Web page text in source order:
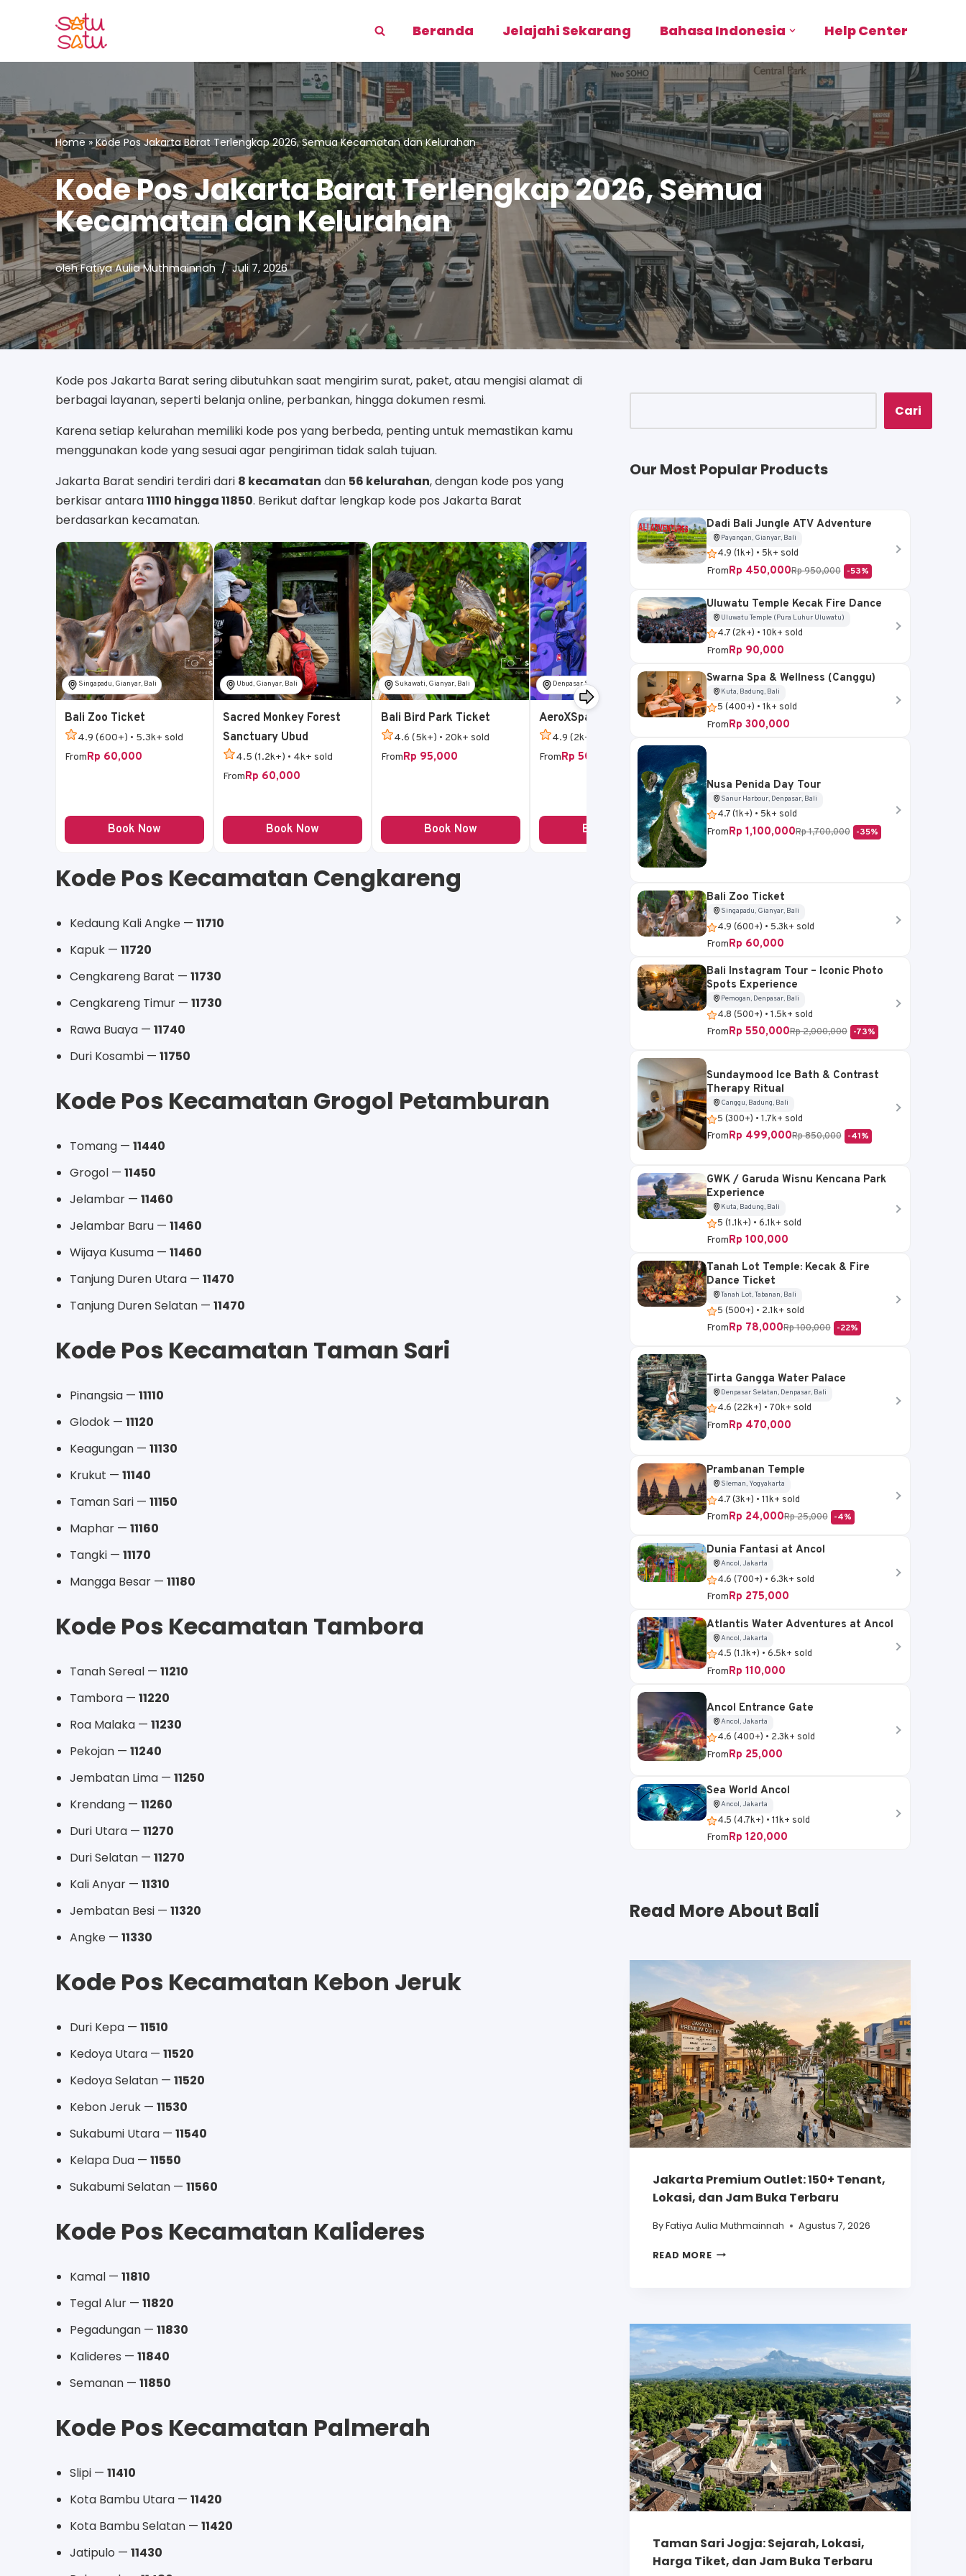
ke
Beranda Jelajahi Sekarang Bahasa Indonesia Help Center
Home»Kode Pos Jakarta Barat Terlengkap 2026, Semua Kecamatan dan Kelurahan
Kode Pos Jakarta Barat Terlengkap 2026, Semua
Kecamatan dan Kelurahan
olehFatiya Aulia Muthmainnah Juli 7, 2026
Kode pos Jakarta Barat sering dibutuhkan saat mengirim surat, paket, atau mengisi alamat di
berbagai layanan, seperti belanja online, perbankan, hingga dokumen resmi.
Karena setiap kelurahan memiliki kode pos yang berbeda, penting untuk memastikan kamu
menggunakan kode yang sesuai agar pengiriman tidak salah tujuan.
Jakarta Barat sendiri terdiri dari 8 kecamatan dan 56 kelurahan, dengan kode pos yang
berkisar antara11110 hingga 11850. Berikut daftar lengkap kode pos Jakarta Barat
berdasarkan kecamatan.
Singapadu, Gianyar, Bali
Bali Zoo Ticket
4.9 (600+) • 5.3k+ sold
FromRp 60,000
Book Now
Ubud, Gianyar, Bali
Sacred Monkey Forest
Sanctuary Ubud
4.5 (1.2k+) • 4k+ sold
FromRp 60,000
Book Now
Sukawati, Gianyar, Bali
Bali Bird Park Ticket
4.6 (5k+) • 20k+ sold
FromRp 95,000
Book Now
Denpasar Selatan, Denpasar, Bali
AeroXSpace Bali
4.9 (2k+) • 5k+ sold
FromRp 50,000
Book Now
Kediri, Tabanan, Bali
Nuanu Creative City
Club Escape
From
Book Now
Kuta, Badung, Bali
Kode Pos Kecamatan Cengkareng
Kedaung Kali Angke — 11710
Kapuk — 11720
Cengkareng Barat — 11730
Cengkareng Timur — 11730
Rawa Buaya — 11740
Duri Kosambi — 11750
Kode Pos Kecamatan Grogol Petamburan
Tomang — 11440
Grogol — 11450
Jelambar — 11460
Jelambar Baru — 11460
Wijaya Kusuma — 11460
Tanjung Duren Utara — 11470
Tanjung Duren Selatan — 11470
Kode Pos Kecamatan Taman Sari
Pinangsia — 11110
Glodok — 11120
Keagungan — 11130
Krukut — 11140
Taman Sari — 11150
Maphar — 11160
Tangki — 11170
Mangga Besar — 11180
Kode Pos Kecamatan Tambora
Tanah Sereal — 11210
Tambora — 11220
Roa Malaka — 11230
Pekojan — 11240
Jembatan Lima — 11250
Krendang — 11260
Duri Utara — 11270
Duri Selatan — 11270
Kali Anyar — 11310
Jembatan Besi — 11320
Angke — 11330
Kode Pos Kecamatan Kebon Jeruk
Duri Kepa — 11510
Kedoya Utara — 11520
Kedoya Selatan — 11520
Kebon Jeruk — 11530
Sukabumi Utara — 11540
Kelapa Dua — 11550
Sukabumi Selatan — 11560
Kode Pos Kecamatan Kalideres
Kamal — 11810
Tegal Alur — 11820
Pegadungan — 11830
Kalideres — 11840
Semanan — 11850
Kode Pos Kecamatan Palmerah
Slipi — 11410
Kota Bambu Utara — 11420
Kota Bambu Selatan — 11420
Jatipulo — 11430
Cari
Our Most Popular Products
Dadi Bali Jungle ATV Adventure
Payangan, Gianyar, Bali
4.9 (1k+) • 5k+ sold
FromRp 450,000Rp 950,000 -53%
Uluwatu Temple Kecak Fire Dance
Uluwatu Temple (Pura Luhur Uluwatu)
4.7 (2k+) • 10k+ sold
FromRp 90,000
Swarna Spa & Wellness (Canggu)
Kuta, Badung, Bali
5 (400+) • 1k+ sold
FromRp 300,000
Nusa Penida Day Tour
Sanur Harbour, Denpasar, Bali
4.7 (1k+) • 5k+ sold
FromRp 1,100,000Rp 1,700,000 -35%
Bali Zoo Ticket
Singapadu, Gianyar, Bali
4.9 (600+) • 5.3k+ sold
FromRp 60,000
Bali Instagram Tour – Iconic Photo
Spots Experience
Pemogan, Denpasar, Bali
4.8 (500+) • 1.5k+ sold
FromRp 550,000Rp 2,000,000 -73%
Sundaymood Ice Bath & Contrast
Therapy Ritual
Canggu, Badung, Bali
5 (300+) • 1.7k+ sold
FromRp 499,000Rp 850,000 -41%
GWK / Garuda Wisnu Kencana Park
Experience
Kuta, Badung, Bali
5 (1.1k+) • 6.1k+ sold
FromRp 100,000
Tanah Lot Temple: Kecak & Fire
Dance Ticket
Tanah Lot, Tabanan, Bali
5 (500+) • 2.1k+ sold
FromRp 78,000Rp 100,000 -22%
Tirta Gangga Water Palace
Denpasar Selatan, Denpasar, Bali
4.6 (22k+) • 70k+ sold
FromRp 470,000
Prambanan Temple
Sleman, Yogyakarta
4.7 (3k+) • 11k+ sold
FromRp 24,000Rp 25,000 -4%
Dunia Fantasi at Ancol
Ancol, Jakarta
4.6 (700+) • 6.3k+ sold
FromRp 275,000
Atlantis Water Adventures at Ancol
Ancol, Jakarta
4.5 (1.1k+) • 6.5k+ sold
FromRp 110,000
Ancol Entrance Gate
Ancol, Jakarta
4.6 (400+) • 2.3k+ sold
FromRp 25,000
Sea World Ancol
Ancol, Jakarta
4.5 (4.7k+) • 11k+ sold
FromRp 120,000
Read More About Bali
Jakarta Premium Outlet: 150+ Tenant,
Lokasi, dan Jam Buka Terbaru
By Fatiya Aulia Muthmainnah Agustus 7, 2026
READ MORE
Taman Sari Jogja: Sejarah, Lokasi,
Harga Tiket, dan Jam Buka Terbaru